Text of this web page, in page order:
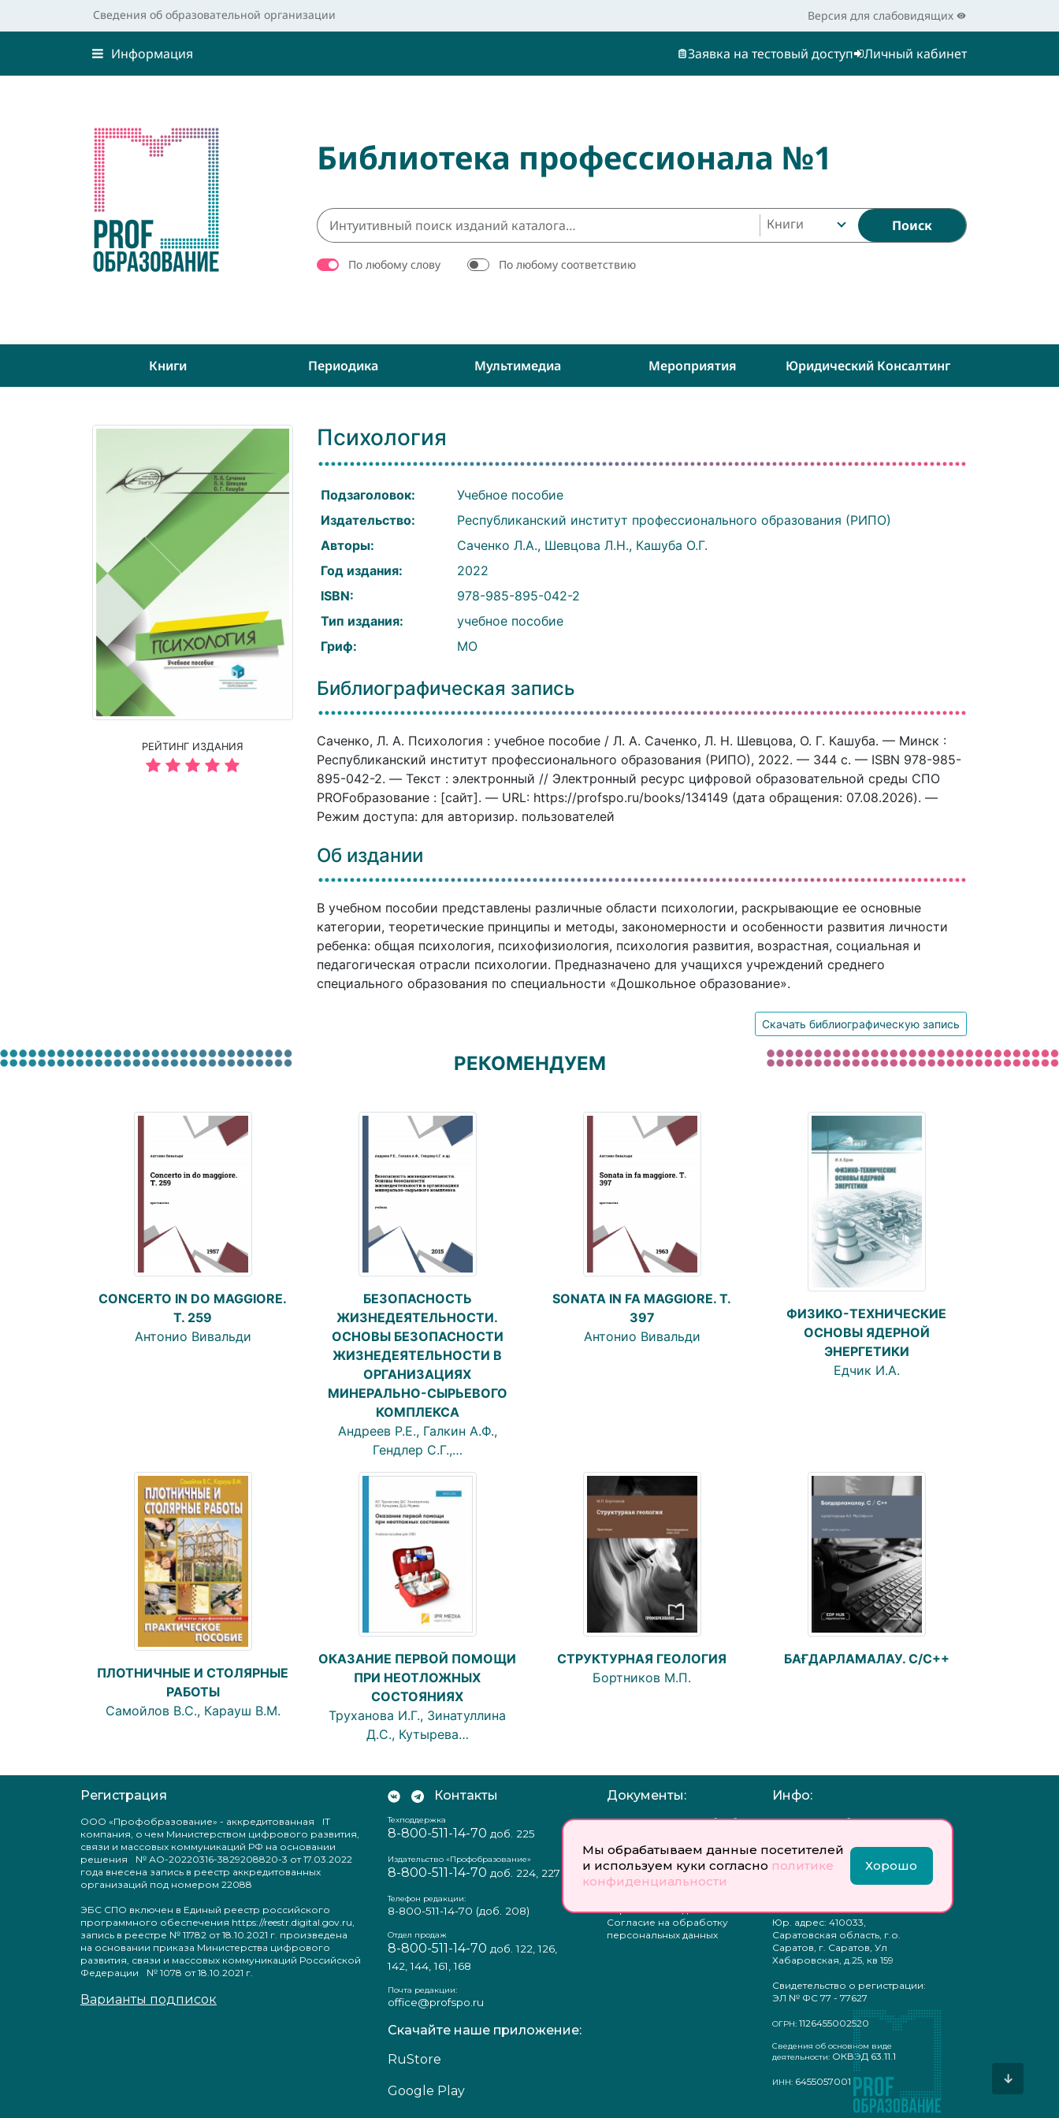
Мы обрабатываем данные посетителей
и используем куки согласно политике
конфиденциальности
Хорошо
Сведения об образовательной организации Версия для слабовидящих
Информация Заявка на тестовый доступ Личный кабинет
Библиотека профессионала №1
Книги Поиск
По любому слову По любому соответствию
Книги Периодика Мультимедиа Мероприятия Юридический Консалтинг
РЕЙТИНГ ИЗДАНИЯ
Психология
Подзаголовок:
Учебное пособие
Издательство:
Республиканский институт профессионального образования (РИПО)
Авторы:
Саченко Л.А., Шевцова Л.Н., Кашуба О.Г.
Год издания:
2022
ISBN:
978-985-895-042-2
Тип издания:
учебное пособие
Гриф:
МО
Библиографическая запись
Саченко, Л. А. Психология : учебное пособие / Л. А. Саченко, Л. Н. Шевцова, О. Г. Кашуба. — Минск :
Республиканский институт профессионального образования (РИПО), 2022. — 344 c. — ISBN 978-985-
895-042-2. — Текст : электронный // Электронный ресурс цифровой образовательной среды СПО
PROFобразование : [сайт]. — URL: https://profspo.ru/books/134149 (дата обращения: 07.08.2026). —
Режим доступа: для авторизир. пользователей
Об издании
В учебном пособии представлены различные области психологии, раскрывающие ее основные
категории, теоретические принципы и методы, закономерности и особенности развития личности
ребенка: общая психология, психофизиология, психология развития, возрастная, социальная и
педагогическая отрасли психологии. Предназначено для учащихся учреждений среднего
специального образования по специальности «Дошкольное образование».
Скачать библиографическую запись
РЕКОМЕНДУЕМ
CONCERTO IN DO MAGGIORE.
T. 259
Антонио Вивальди
БЕЗОПАСНОСТЬ
ЖИЗНЕДЕЯТЕЛЬНОСТИ.
ОСНОВЫ БЕЗОПАСНОСТИ
ЖИЗНЕДЕЯТЕЛЬНОСТИ В
ОРГАНИЗАЦИЯХ
МИНЕРАЛЬНО-СЫРЬЕВОГО
КОМПЛЕКСА
Андреев Р.Е., Галкин А.Ф.,
Гендлер С.Г.,…
SONATA IN FA MAGGIORE. T.
397
Антонио Вивальди
ФИЗИКО-ТЕХНИЧЕСКИЕ
ОСНОВЫ ЯДЕРНОЙ
ЭНЕРГЕТИКИ
Едчик И.А.
ПЛОТНИЧНЫЕ И СТОЛЯРНЫЕ
РАБОТЫ
Самойлов В.С., Карауш В.М.
ОКАЗАНИЕ ПЕРВОЙ ПОМОЩИ
ПРИ НЕОТЛОЖНЫХ
СОСТОЯНИЯХ
Труханова И.Г., Зинатуллина
Д.С., Кутырева…
СТРУКТУРНАЯ ГЕОЛОГИЯ
Бортников М.П.
БАҒДАРЛАМАЛАУ. С/С++
Регистрация
ООО «Профобразование» - аккредитованная IT
компания, о чем Министерством цифрового развития,
связи и массовых коммуникаций РФ на основании
решения № АО-20220316-3829208820-3 от 17.03.2022
года внесена запись в реестр аккредитованных
организаций под номером 22088
ЭБС СПО включен в Единый реестр российского
программного обеспечения https://reestr.digital.gov.ru,
запись в реестре № 11782 от 18.10.2021 г. произведена
на основании приказа Министерства цифрового
развития, связи и массовых коммуникаций Российской
Федерации № 1078 от 18.10.2021 г.
Варианты подписок
Контакты
Техподдержка
8-800-511-14-70 доб. 225
Издательство «Профобразование»
8-800-511-14-70 доб. 224, 227
Телефон редакции:
8-800-511-14-70 (доб. 208)
Отдел продаж
8-800-511-14-70 доб. 122, 126,
142, 144, 161, 168
Почта редакции:
office@profspo.ru
Скачайте наше приложение:
RuStore
Google Play
Документы:
Отзыв согласия на обработку
Пользовательское
соглашение
Политика
конфиденциальности
персональных данных
Согласие на обработку
персональных данных
Инфо:
Учредитель: Общество с
ответственностью
Главный редактор: Богатырева
Юр. адрес: 410033,
Саратовская область, г.о.
Саратов, г. Саратов, Ул
Хабаровская, д.25, кв 159
Свидетельство о регистрации:
ЭЛ № ФС 77 - 77627
ОГРН: 1126455002520
Сведения об основном виде
деятельности: ОКВЭД 63.11.1
ИНН: 6455057001 ↓